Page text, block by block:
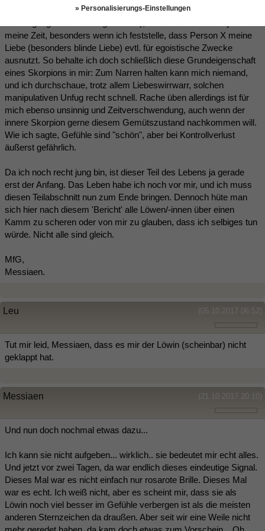
Person fehlt, oder nicht geweckt werden kann (trotz der
meine Zeit, besonders wenn ich feststelle, dass Person X meine
Liebe (besonders blinde Liebe) evtl. für egoistische Zwecke
ausnutzt. So behalte ich doch schließlich diese Grundeigenschaft
eines Skorpions in mir: Zum Narren halten kann mich niemand,
und ich durchschaue, trotz allem Liebeswirrwarr, solchen
manipulativen Unfug recht schnell. Rache üben allerdings ist für
mich ebenso unsinnig und Zeitverschwendung, auch wenn der
innere Skorpion gerne diesem Gemütszustand nachkommen will.
Wie ich sagte, Gefühle sind "schön", aber bei Kontrollverlust
äußerst gefährlich.
Da ich noch recht jung bin, ist dieser Teil des Lebens ja gerade
erst der Anfang. Das Leben habe ich noch vor mir, und ich muss
diesen Teilabschnitt nun zum Ende bringen. Dennoch hüte man
sich hier nach diesem 'Bericht' alle Löwen/-innen über einen
Kamm zu scheren oder von mir zu glauben, dass ich selbiges tun
würde. Nicht alle sind gleich.
MfG,
Messiaen.
(05.10.2017 06:52)
Leu
Tut mir leid, Messiaen, dass es mir der Löwin (scheinbar) nicht
geklappt hat.
(21.10.2017 20:10)
Messiaen
Und nun doch nochmal etwas dazu...
Ich kann sie nicht aufgeben... wirklich.. sie bedeutet mir echt alles.
Und jetzt vor zwei Tagen, da war endlich dieses eindeutige Signal.
Dieses Mal war es nicht einfach nur rosarote Brille. Dieses Mal
war es echt. Ich weiß nicht, aber es scheint mir, dass sie als
Löwin noch viel besser im Gefühle verbergen ist als die meisten
anderen Sternzeichen da draußen. Aber seit wir eine Weile nicht
» Personalisierungs-Einstellungen